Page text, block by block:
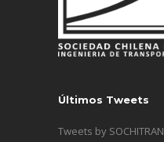
Últimos Tweets
Tweets by SOCHITRAN